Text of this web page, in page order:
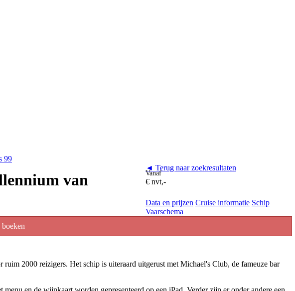
99
◄ Terug naar zoekresultaten
van Vanaf
€ nvt,-
Data en prijzen Cruise informatie Schip
Vaarschema
boeken
2000 reizigers. Het schip is uiteraard uitgerust met Michael's Club, de fameuze bar